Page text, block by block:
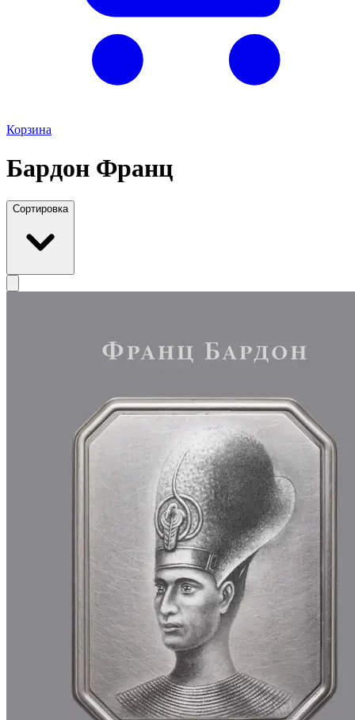
Корзина
Бардон Франц
Сортировка